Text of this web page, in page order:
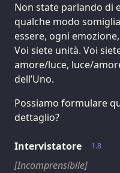
Non state parlando di
qualche modo
essere, ogni
Voi siete unità. Voi
amore/luce, luce/
dell’Uno.
Possiamo formulare
dettaglio?
1.8
Intervistatore
[Incomprensibile]